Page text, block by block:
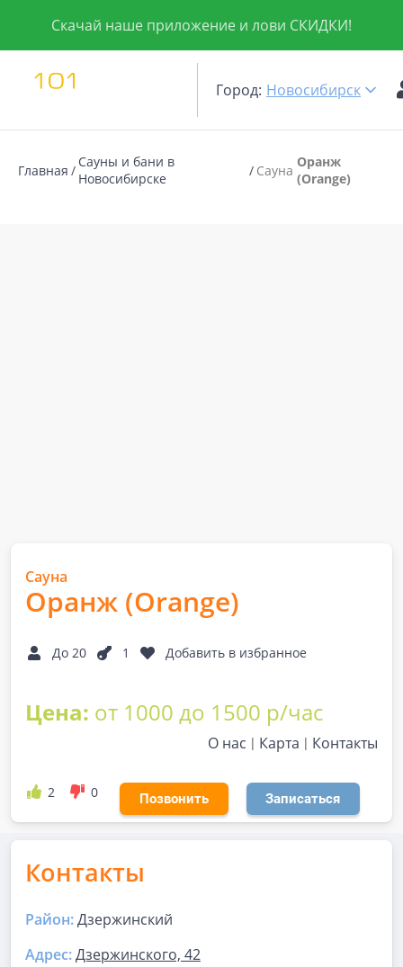
Скачай наше приложение и лови СКИДКИ!
Город: Новосибирск
Главная
Сауны и бани в
Новосибирске
Сауна Оранж
(Orange)
Сауна
Оранж (Orange)
До 20 1 Добавить в избранное
Цена: от 1000 до 1500 р/час
О нас Карта Контакты
2 0 Позвонить Записаться
Контакты
Район:Дзержинский
Адрес:Дзержинского, 42